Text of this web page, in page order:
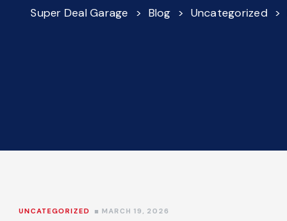
Super Deal Garage > Blog > Uncategorized >
UNCATEGORIZED MARCH 19, 2026